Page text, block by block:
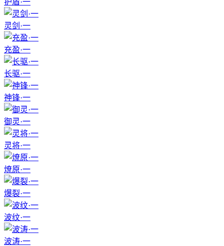
灵剑·一
充盈·一
长驱·一
神锋·一
御灵·一
灵将·一
燎原·一
爆裂·一
波纹·一
波涛·一